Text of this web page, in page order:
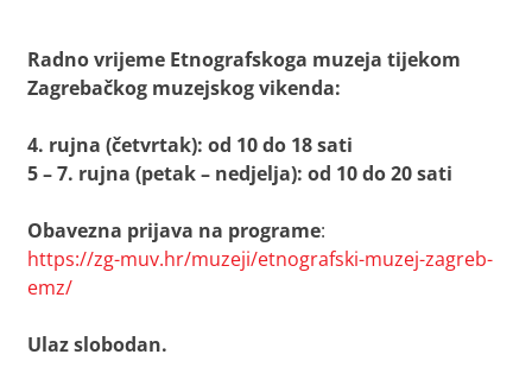
Radno vrijeme Etnografskoga muzeja tijekom
Zagrebačkog muzejskog vikenda:
4. rujna (četvrtak): od 10 do 18 sati
5 – 7. rujna (petak – nedjelja): od 10 do 20 sati
Obavezna prijava na programe:
https://zg-muv.hr/muzeji/etnografski-muzej-zagreb-
emz/
Ulaz slobodan.